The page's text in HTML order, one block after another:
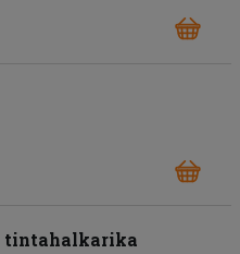
tintahalkarika